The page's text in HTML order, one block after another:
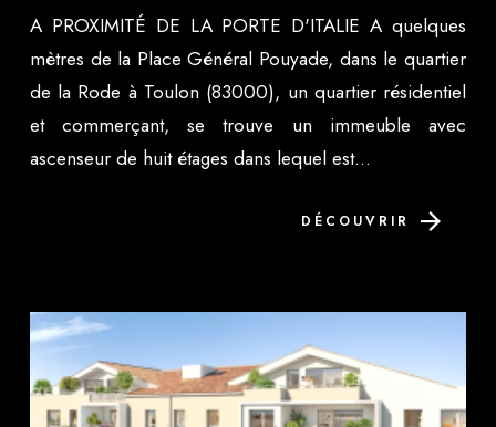
A PROXIMITÉ DE LA PORTE D'ITALIE A quelques
mètres de la Place Général Pouyade, dans le quartier
de la Rode à Toulon (83000), un quartier résidentiel
et commerçant, se trouve un immeuble avec
ascenseur de huit étages dans lequel est...
DÉCOUVRIR